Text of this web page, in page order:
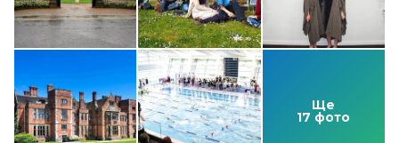
Ще
17 фото